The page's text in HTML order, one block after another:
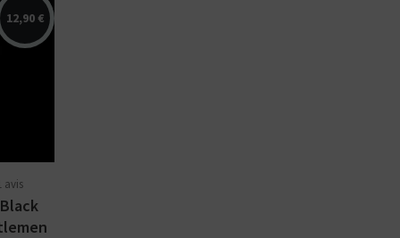
12,90 €
Vape
avis